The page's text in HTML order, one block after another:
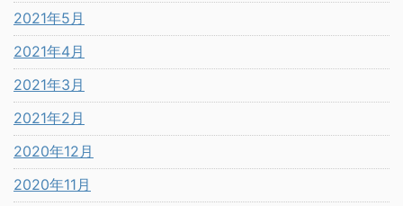
2021年5月
2021年4月
2021年3月
2021年2月
2020年12月
2020年11月